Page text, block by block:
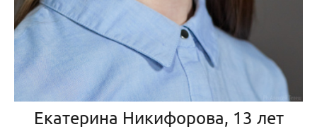
Екатерина Никифорова, 13 лет